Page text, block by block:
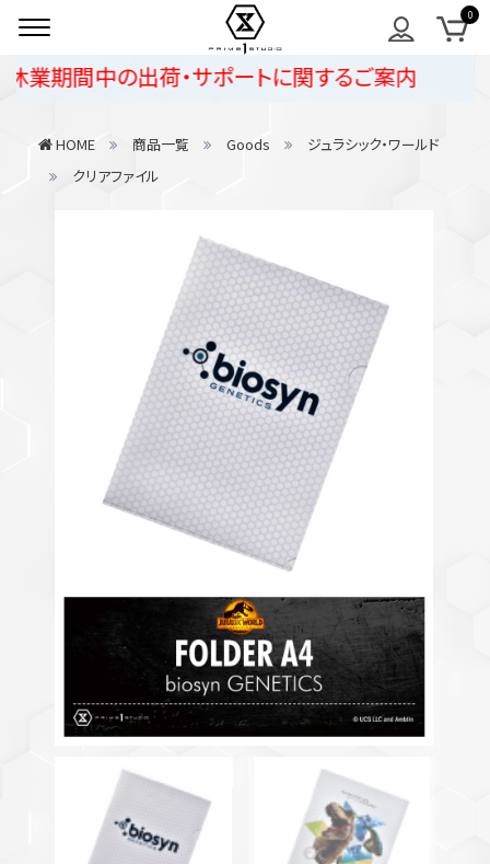
間中の出荷・サポートに関するご案内
HOME 商品一覧 Goods
ジュラシック・ワールド
クリアファイル